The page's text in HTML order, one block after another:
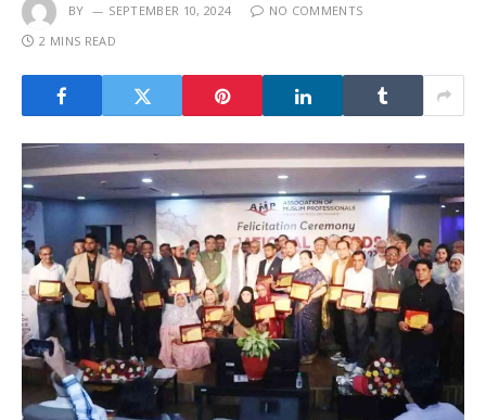
BY SEPTEMBER 10, 2024
NO COMMENTS
2 MINS READ